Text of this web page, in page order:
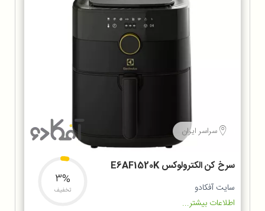
سراسر ایران
سرخ کن الکترولوکس E6AF1520K
سایت آفکادو
اطلاعات بیشتر...
3%
تخفیف